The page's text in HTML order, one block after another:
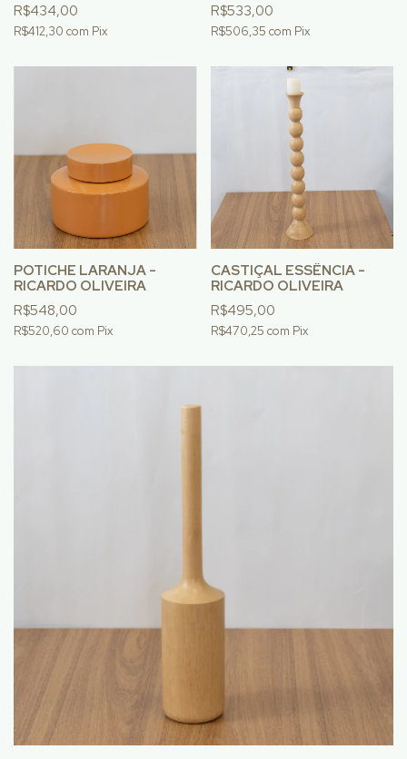
R$434,00
R$412,30 com Pix
R$533,00
R$506,35 com Pix
POTICHE LARANJA -
RICARDO OLIVEIRA
R$548,00
R$520,60 com Pix
CASTIÇAL ESSÊNCIA -
RICARDO OLIVEIRA
R$495,00
R$470,25 com Pix